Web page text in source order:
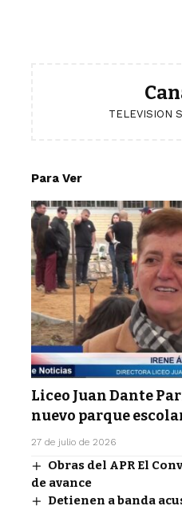
TELEVISION
Para Ver
Liceo Juan Dante
nuevo parque
27 de julio de 2026
Obras del APR El
de avance
Detienen a banda